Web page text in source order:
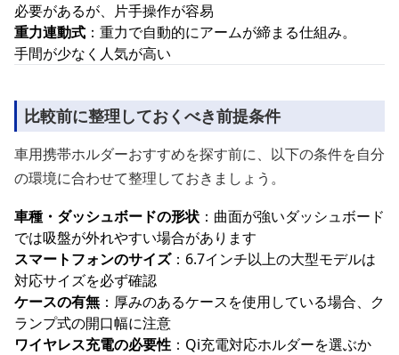
必要があるが、片手操作が容易
重力連動式 ：重力で自動的にアームが締まる仕組み。
手間が少なく人気が高い
比較前に整理しておくべき前提条件
車用携帯ホルダーおすすめを探す前に、以下の条件を自分
の環境に合わせて整理しておきましょう。
車種・ダッシュボードの形状 ：曲面が強いダッシュボード
では吸盤が外れやすい場合があります
スマートフォンのサイズ：6.7インチ以上の大型モデルは
対応サイズを必ず確認
ケースの有無 ：厚みのあるケースを使用している場合、ク
ランプ式の開口幅に注意
ワイヤレス充電の必要性 ：Qi充電対応ホルダーを選ぶか